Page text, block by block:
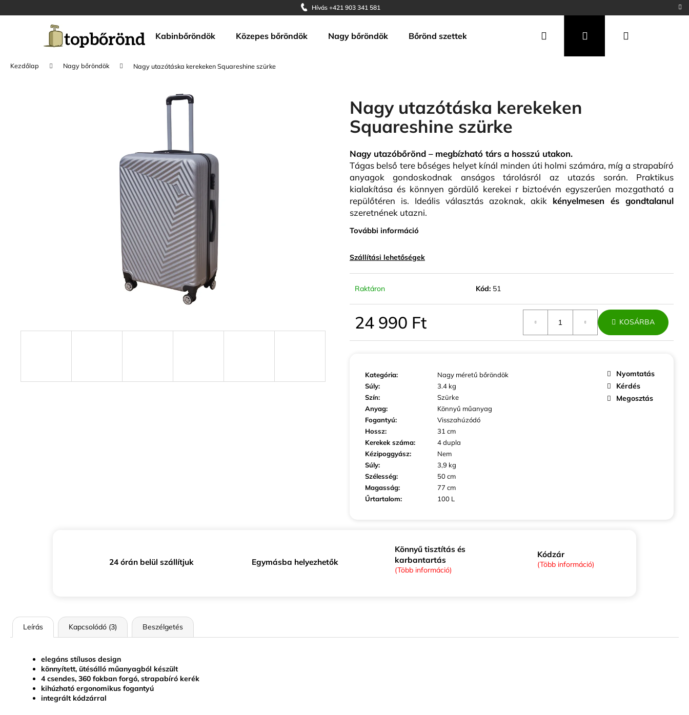
a
Hívás +421 903 341 581
Kabinbőröndök Közepes bőröndök Nagy bőröndök Bőrönd szettek Keresés Bejelentkezés
Kosár
Kezdőlap Nagy bőröndök Nagy utazótáska kerekeken Squareshine szürke
Nagy utazótáska kerekeken
Squareshine szürke
Nagy utazóbőrönd – megbízható társ a hosszú utakon.
Tágas belső tere bőséges helyet kínál minden úti holmi számára, míg a strapabíró
anyagok gondoskodnak anságos tárolásról az utazás során. Praktikus
kialakítása és könnyen gördülő kerekei r biztoévén egyszerűen mozgatható a
repülőtéren is. Ideális választás azoknak, akik kényelmesen és gondtalanul
szeretnének utazni.
További információ
Szállítási lehetőségek
Raktáron Kód: 51
24 990 Ft KOSÁRBA
Kategória:
Nagy méretű bőröndök
Súly:
3.4 kg
Szín:
Szürke
Anyag:
Könnyű műanyag
Fogantyú:
Visszahúzódó
Hossz:
31 cm
Kerekek száma:
4 dupla
Kézipoggyász:
Nem
Súly:
3,9 kg
Szélesség:
50 cm
Magasság:
77 cm
Űrtartalom: 100 L
Nyomtatás
Kérdés
Megosztás
24 órán belül szállítjuk Egymásba helyezhetők
Könnyű tisztítás és
karbantartás
(Több információ)
Kódzár
(Több információ)
Leírás Kapcsolódó (3) Beszélgetés
elegáns stílusos design
könnyített, ütésálló műanyagból készült
4 csendes, 360 fokban forgó, strapabíró kerék
kihúzható ergonomikus fogantyú
integrált kódzárral
o
Vissza
Vissza
Következő
KIS MÉRETŰ KABINBŐRÖND ZÖLD
SZÍNBEN EXKLUZÍV
KIS MÉRETŰ KABINBŐRÖND SZÜRKE
KIS MÉRETŰ KABINBŐRÖND EZÜST
23 440 Ft